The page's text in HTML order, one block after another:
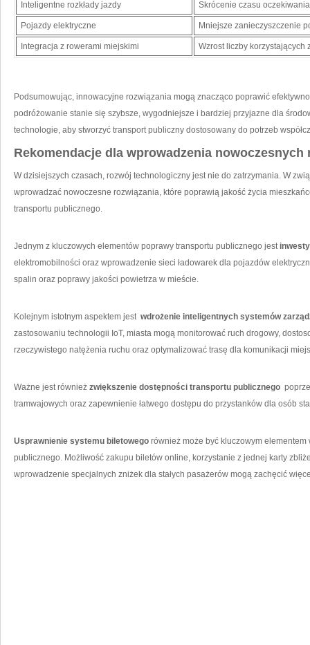
Inteligentne rozkłady​ jazdy Skrócenie czasu
Pojazdy ⁣elektryczne Mniejsze zanieczyszczenie
Integracja z rowerami ‌miejskimi Wzrost liczby korzystających
Podsumowując, ​innowacyjne rozwiązania mogą ​znacząco poprawić
‌podróżowanie stanie‍ się‌ szybsze, wygodniejsze i bardziej⁤ przyjazne dla
technologie, aby⁣ stworzyć transport⁢ publiczny dostosowany ⁤do potrzeb
Rekomendacje dla wprowadzenia⁤ nowoczesnych
W ⁢dzisiejszych czasach, rozwój technologiczny jest nie do zatrzymania. W
wprowadzać nowoczesne rozwiązania, ⁣które ‍poprawią jakość ‌życia
transportu publicznego.
Jednym z‌ kluczowych elementów poprawy transportu publicznego jest
elektromobilności oraz wprowadzenie sieci ładowarek dla pojazdów
spalin‌ oraz poprawy jakości​ powietrza w mieście.
Kolejnym istotnym aspektem jest ⁤ wdrożenie inteligentnych systemów
zastosowaniu technologii IoT, miasta ⁣mogą monitorować ruch drogowy,
rzeczywistego‌ natężenia ruchu oraz optymalizować trasę dla ⁤komunikacji
Ważne jest również zwiększenie dostępności ‍transportu publicznego
tramwajowych oraz zapewnienie łatwego dostępu do przystanków dla osób
Usprawnienie systemu biletowego ⁢również może być kluczowym
publicznego.​ Możliwość zakupu ⁤biletów online, ‍korzystanie z jednej karty
wprowadzenie specjalnych zniżek dla stałych pasażerów mogą zachęcić